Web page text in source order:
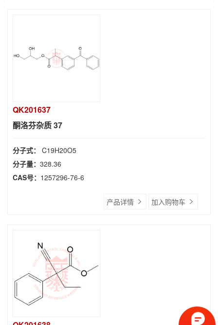
QK201637
酮洛芬杂质 37
分子式： C19H20O5
分子量： 328.36
CAS号： 1257296-76-6
产品详情 加入购物车